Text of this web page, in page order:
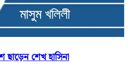
শেখ হাসিনা